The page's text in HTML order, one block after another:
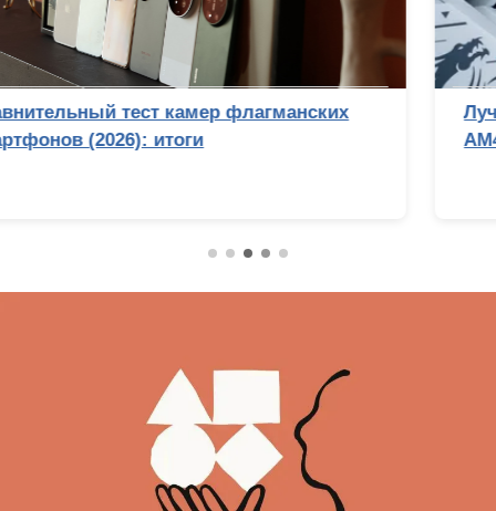
Лучший процессор под DDR4 в 2026 году:
AM4 против LGA 1700